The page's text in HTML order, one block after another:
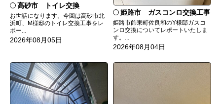
高砂市 トイレ交換
お世話になります。今回は高砂市北
浜町、M様邸のトイレ交換工事をレ
ポー...
2026年08月05日
姫路市 ガスコンロ交換工事
姫路市飾東町佐良和のY様邸ガスコ
ンロ交換についてレポートいたしま
す。...
2026年08月04日